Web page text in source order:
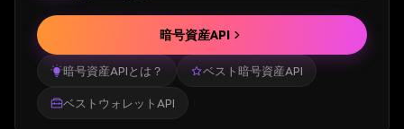
暗号資産APIとは？ ベスト暗号資産API
ベストウォレットAPI
暗号資産API